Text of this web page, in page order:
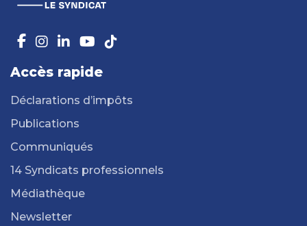
Accès rapide
Déclarations d’impôts
Publications
Communiqués
14 Syndicats professionnels
Médiathèque
Newsletter